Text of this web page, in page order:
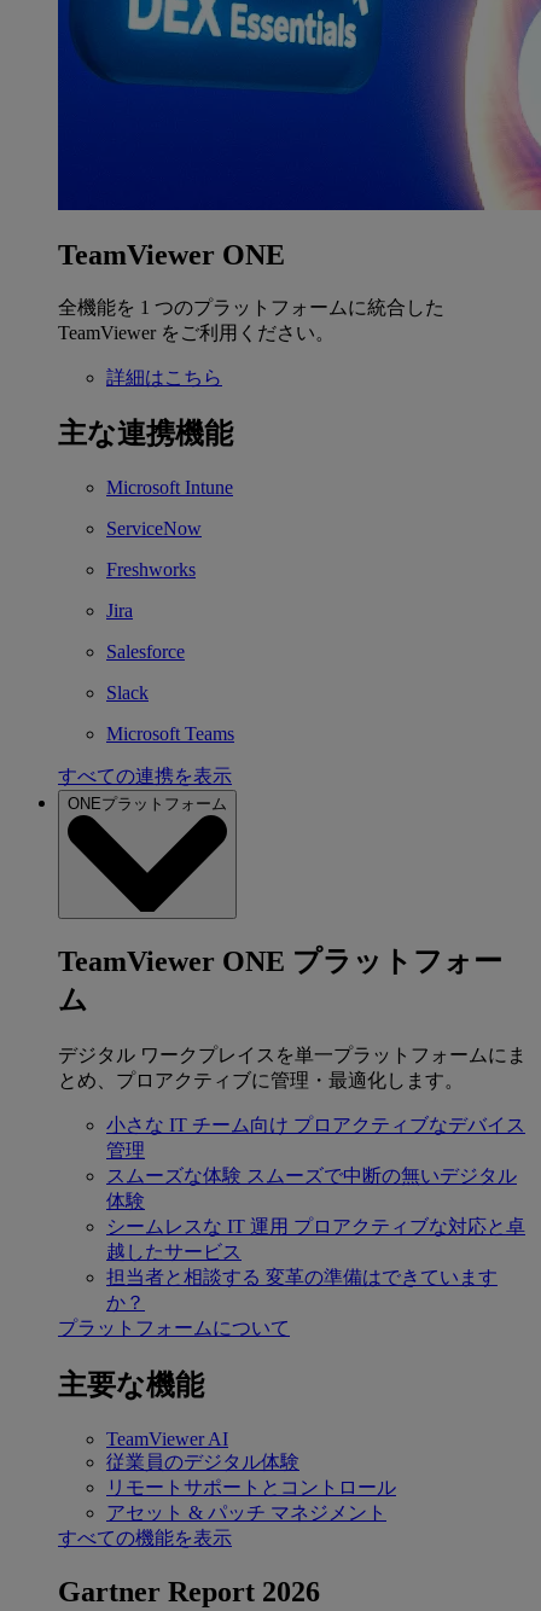
TeamViewer ONE
全機能を 1 つのプラットフォームに統合した
TeamViewer をご利用ください。
詳細はこちら
主な連携機能
Microsoft Intune
ServiceNow
Freshworks
Jira
Salesforce
Slack
Microsoft Teams
すべての連携を表示
ONEプラットフォーム
TeamViewer ONE プラットフォー
ム
デジタル ワークプレイスを単一プラットフォームにま
とめ、プロアクティブに管理・最適化します。
小さな IT チーム向け プロアクティブなデバイス
管理
スムーズな体験 スムーズで中断の無いデジタル
体験
シームレスな IT 運用 プロアクティブな対応と卓
越したサービス
担当者と相談する 変革の準備はできています
か？
プラットフォームについて
主要な機能
TeamViewer AI
従業員のデジタル体験
リモートサポートとコントロール
アセット & パッチ マネジメント
すべての機能を表示
Gartner Report 2026